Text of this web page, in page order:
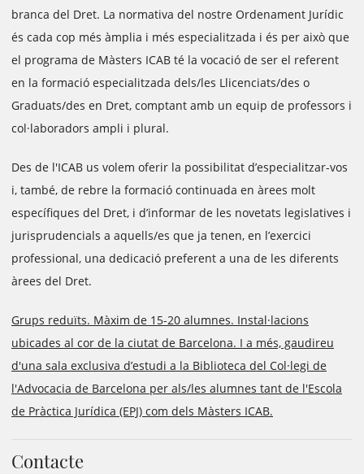
branca del Dret. La normativa del nostre Ordenament Jurídic
és cada cop més àmplia i més especialitzada i és per això que
el programa de Màsters ICAB té la vocació de ser el referent
en la formació especialitzada dels/les Llicenciats/des o
Graduats/des en Dret, comptant amb un equip de professors i
col·laboradors ampli i plural.
Des de l'ICAB us volem oferir la possibilitat d’especialitzar-vos
i, també, de rebre la formació continuada en àrees molt
específiques del Dret, i d’informar de les novetats legislatives i
jurisprudencials a aquells/es que ja tenen, en l’exercici
professional, una dedicació preferent a una de les diferents
àrees del Dret.
Grups reduïts. Màxim de 15-20 alumnes. Instal·lacions
ubicades al cor de la ciutat de Barcelona. I a més, gaudireu
d'una sala exclusiva d’estudi a la Biblioteca del Col·legi de
l'Advocacia de Barcelona per als/les alumnes tant de l'Escola
de Pràctica Jurídica (EPJ) com dels Màsters ICAB.
Contacte